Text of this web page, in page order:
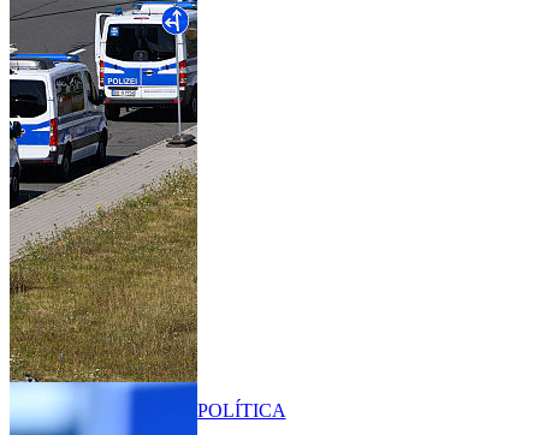
POLÍTICA